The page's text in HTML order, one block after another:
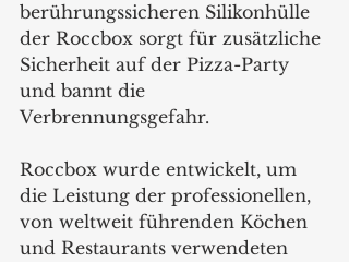
berührungssicheren Silikonhülle
der Roccbox sorgt für zusätzliche
Sicherheit auf der Pizza-Party
und bannt die
Verbrennungsgefahr.
Roccbox wurde entwickelt, um
die Leistung der professionellen,
von weltweit führenden Köchen
und Restaurants verwendeten